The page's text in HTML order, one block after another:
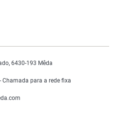
6430-193 Mêda
para a rede fixa